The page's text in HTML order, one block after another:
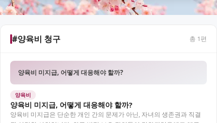
#양육비 청구 총 1편
양육비 미지급, 어떻게 대응해야 할까?
양육비
양육비 미지급, 어떻게 대응해야 할까?
양육비 미지급은 단순한 개인 간의 문제가 아닌, 자녀의 생존권과 직결